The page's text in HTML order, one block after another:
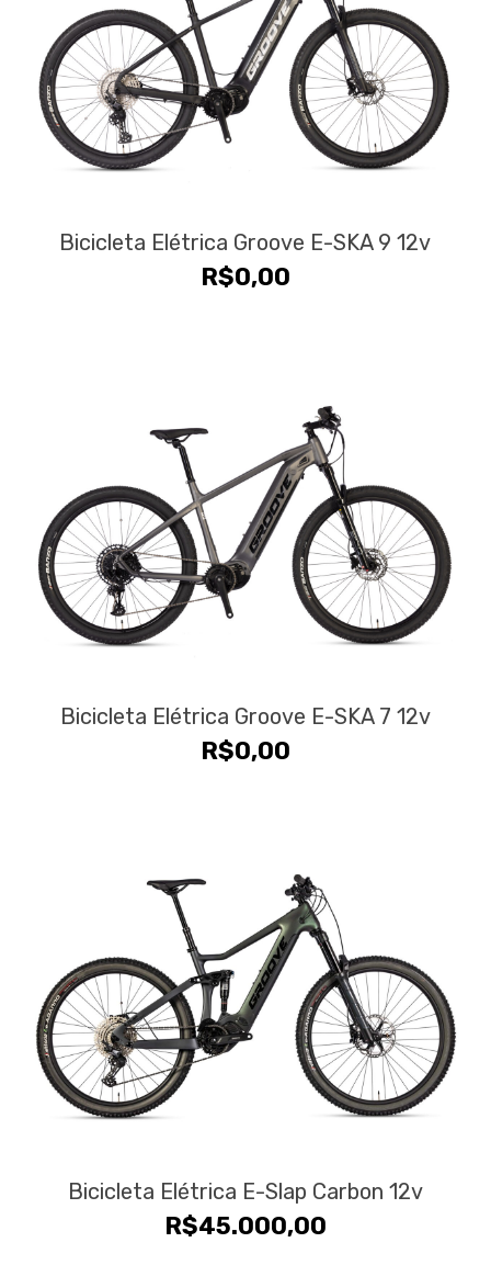
Bicicleta Elétrica Groove E-SKA 9 12v
R$0,00
Bicicleta Elétrica Groove E-SKA 7 12v
R$0,00
Bicicleta Elétrica E-Slap Carbon 12v
R$45.000,00